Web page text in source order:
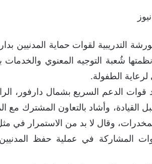
التدريبية لقوات حماية
نظمتها شُعبة التوجيه المعنوي
الطفولة.
قوات الدعم السريع بشمال دارفور،
القيادة، وأشاد بالتعاون المشترك
وقال لا بد من الاستمرار في
المشاركة في عملية حفظ المدنيين